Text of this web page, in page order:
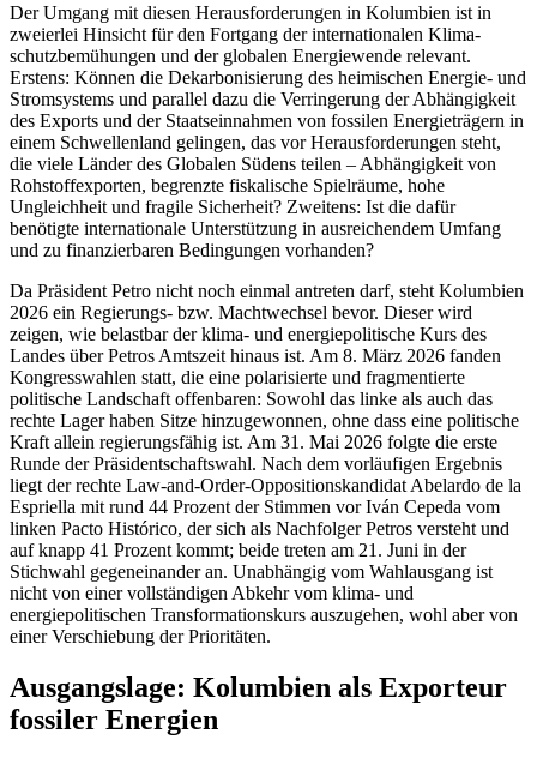
Der Umgang mit diesen Herausforde­run­gen in Kolumbien ist in
zweierlei Hin­sicht für den Fortgang der internationalen Klima­
schutzbemühungen und der globalen Ener­giewende relevant.
Erstens: Können die Dekarbonisierung des hei­mi­schen Energie- und
Stromsystems und parallel dazu die Verringerung der Abhängigkeit
des Exports und der Staatseinnahmen von fossilen Ener­gieträgern in
einem Schwellenland gelin­gen, das vor Herausforderungen steht,
die viele Länder des Globalen Südens teilen – Ab­hängigkeit von
Rohstoffexporten, begrenzte fiskalische Spielräume, hohe
Ungleichheit und fragile Sicherheit? Zweitens: Ist die dafür
benötigte internationale Unterstützung in ausreichendem Umfang
und zu finanzierbaren Bedingungen vorhanden?
Da Präsident Petro nicht noch einmal antreten darf, steht Kolumbien
2026 ein Regierungs- bzw. Machtwechsel bevor. Dieser wird
zeigen, wie belastbar der klima- und energiepolitische Kurs des
Landes über Petros Amtszeit hinaus ist. Am 8. März 2026 fan­den
Kongresswahlen statt, die eine polari­sierte und fragmentierte
politische Land­schaft offenbaren: Sowohl das linke als auch das
rechte Lager haben Sitze hinzugewonnen, ohne dass eine politische
Kraft allein regie­rungsfähig ist. Am 31. Mai 2026 folgte die erste
Runde der Präsidentschaftswahl. Nach dem vorläufigen Ergeb­nis
liegt der rechte Law-and-Order-Opposi­tions­kandidat Abelardo de la
Espriella mit rund 44 Pro­zent der Stimmen vor Iván Cepeda vom
linken Pacto Histórico, der sich als Nachfolger Petros versteht und
auf knapp 41 Prozent kommt; beide treten am 21. Juni in der
Stichwahl gegeneinander an. Unabhängig vom Wahl­ausgang ist
nicht von einer vollständigen Abkehr vom klima- und
energiepolitischen Transformationskurs auszugehen, wohl aber von
einer Verschiebung der Prioritäten.
Ausgangslage: Kolumbien als Exporteur
fossiler Energien